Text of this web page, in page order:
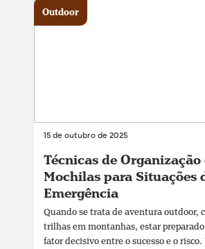
15 de outubro de 2025
Técnicas de Organização
Mochilas para Situações
Emergência
Quando se trata de aventura outdoor,
trilhas em montanhas, estar preparado
fator decisivo entre o sucesso e o risco.
Outdoor